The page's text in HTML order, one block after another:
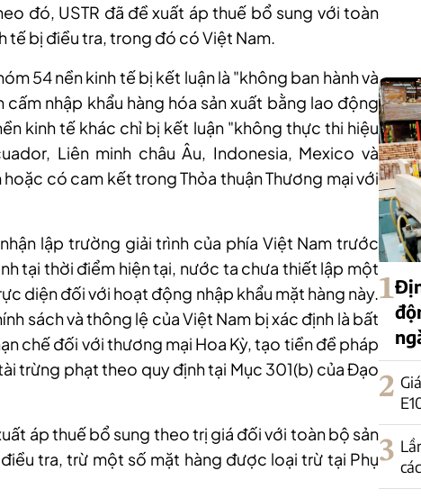
đó, USTR đã đề xuất áp thuế bổ sung với toàn
tế bị điều tra, trong đó có Việt Nam.
54 nền kinh tế bị kết luận là "không ban hành và
nhập khẩu hàng hóa sản xuất bằng lao động
kinh tế khác chỉ bị kết luận "không thực thi hiệu
Liên minh châu Âu, Indonesia, Mexico và
có cam kết trong Thỏa thuận Thương mại với
lập trường giải trình của phía Việt Nam trước
tại thời điểm hiện tại, nước ta chưa thiết lập một
diện đối với hoạt động nhập khẩu mặt hàng này.
sách và thông lệ của Việt Nam bị xác định là bất
chế đối với thương mại Hoa Kỳ, tạo tiền đề pháp
trừng phạt theo quy định tại Mục 301(b) của Đạo
áp thuế bổ sung theo trị giá đối với toàn bộ sản
tra, trừ một số mặt hàng được loại trừ tại Phụ
1
2
3